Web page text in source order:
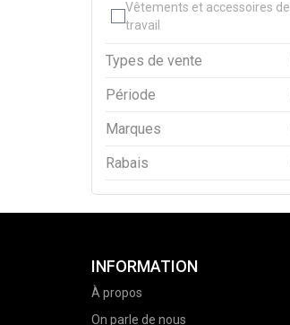
Vêtements et accessoires de
travail
Types de vente
Période
Marques
Rabais
INFORMATION
À propos
On parle de nous